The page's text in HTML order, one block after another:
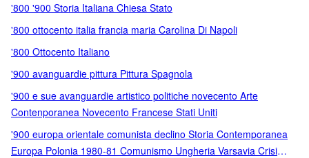
'800 '900 Storia Italiana Chiesa Stato
'800 ottocento italia francia maria Carolina Di Napoli
'800 Ottocento Italiano
'900 avanguardie pittura Pittura Spagnola
'900 e sue avanguardie artistico politiche novecento Arte
Contenporanea Novecento Francese Stati Uniti
'900 europa orientale comunista declino Storia Contemporanea
Europa Polonia 1980-81 Comunismo Ungheria Varsavia Crisi